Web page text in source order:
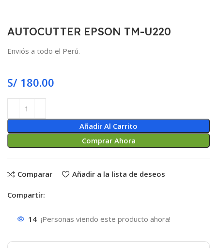
AUTOCUTTER EPSON TM-U220
Enviós a todo el Perú.
S/ 180.00
Añadir Al Carrito
Comprar Ahora
Comparar Añadir a la lista de deseos
Compartir:
14 ¡Personas viendo este producto ahora!